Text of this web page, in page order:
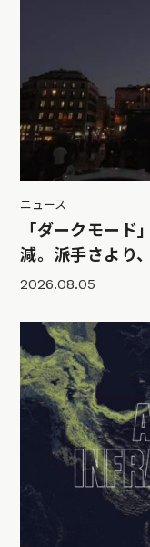
ニュース
「ダークモード
減。派手さより
2026.08.05